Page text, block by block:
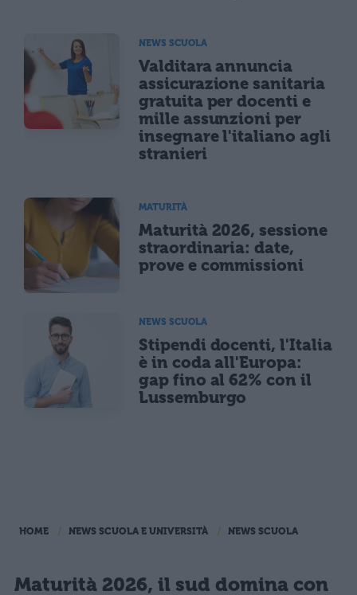
NEWS SCUOLA
Valditara annuncia
assicurazione sanitaria
gratuita per docenti e
mille assunzioni per
insegnare l'italiano agli
stranieri
MATURITÀ
Maturità 2026, sessione
straordinaria: date,
prove e commissioni
NEWS SCUOLA
Stipendi docenti, l'Italia
è in coda all'Europa:
gap fino al 62% con il
Lussemburgo
HOME NEWS SCUOLA E UNIVERSITÀ NEWS SCUOLA
Maturità 2026, il sud domina con